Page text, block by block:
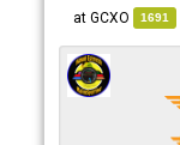
1691
GCXO